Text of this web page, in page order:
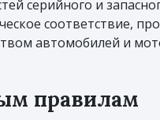
серийного и
соответствие,
автомобилей и
правилам